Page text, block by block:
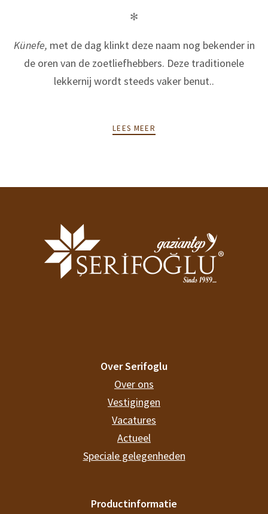
✻
Künefe, met de dag klinkt deze naam nog bekender in
de oren van de zoetliefhebbers. Deze traditionele
lekkernij wordt steeds vaker benut..
LEES MEER
Over Serifoglu
Over ons
Vestigingen
Vacatures
Actueel
Speciale gelegenheden
Productinformatie